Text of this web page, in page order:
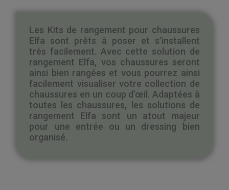
Les Kits de rangement pour chaussures
Elfa sont prêts à poser et s’installent
très facilement. Avec cette solution de
rangement Elfa, vos chaussures seront
ainsi bien rangées et vous pourrez ainsi
facilement visualiser votre collection de
chaussures en un coup d’œil. Adaptées à
toutes les chaussures, les solutions de
rangement Elfa sont un atout majeur
pour une entrée ou un dressing bien
organisé.